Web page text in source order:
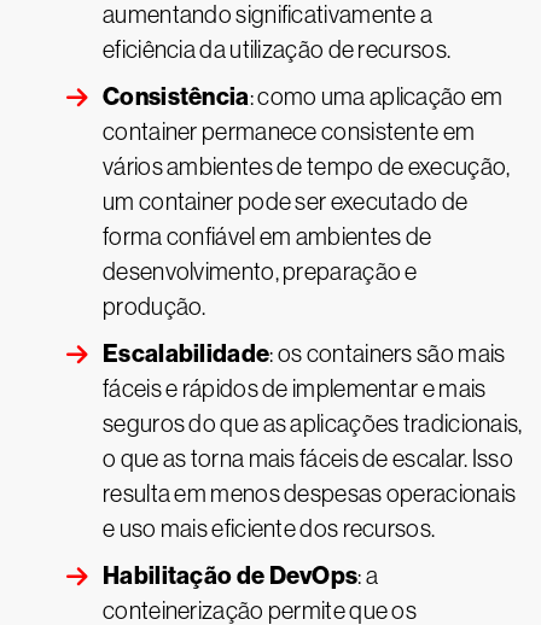
aumentando significativamente a
eficiência da utilização de recursos.
Consistência: como uma aplicação em
container permanece consistente em
vários ambientes de tempo de execução,
um container pode ser executado de
forma confiável em ambientes de
desenvolvimento, preparação e
produção.
Escalabilidade: os containers são mais
fáceis e rápidos de implementar e mais
seguros do que as aplicações tradicionais,
o que as torna mais fáceis de escalar. Isso
resulta em menos despesas operacionais
e uso mais eficiente dos recursos.
Habilitação de DevOps: a
conteinerização permite que os